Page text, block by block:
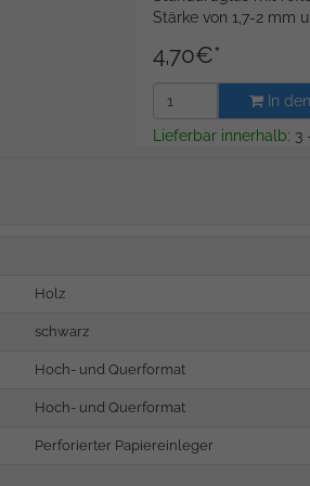
Stärke von 1,7-2 mm
4,70€*
In
Lieferbar innerhalb: 3
Holz
schwarz
Hoch- und Querformat
Hoch- und Querformat
Perforierter Papiereinleger